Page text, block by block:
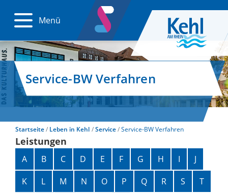
Menü
Service-BW Verfahren
Startseite Leben in Kehl Service Service-BW Verfahren
Leistungen
Alphabetisches Register überspringen
A B C D E F G H I
J
K
L M N O P Q R S
T